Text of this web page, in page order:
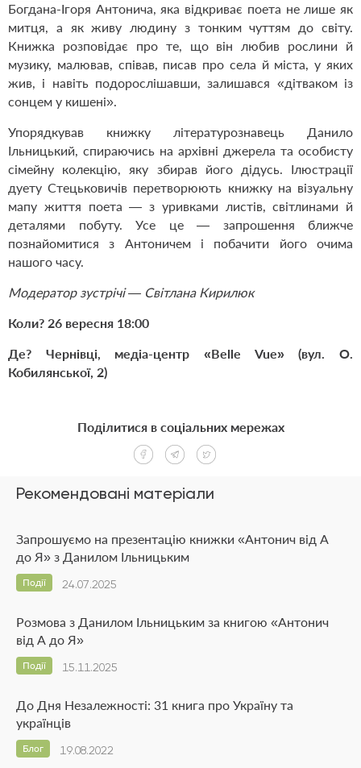
Богдана-Ігоря Антонича, яка відкриває поета не лише як
митця, а як живу людину з тонким чуттям до світу.
Книжка розповідає про те, що він любив рослини й
музику, малював, співав, писав про села й міста, у яких
жив, і навіть подорослішавши, залишався «дітваком із
сонцем у кишені».
Упорядкував книжку літературознавець Данило
Ільницький, спираючись на архівні джерела та особисту
сімейну колекцію, яку збирав його дідусь. Ілюстрації
дуету Стецьковичів перетворюють книжку на візуальну
мапу життя поета — з уривками листів, світлинами й
деталями побуту. Усе це — запрошення ближче
познайомитися з Антоничем і побачити його очима
нашого часу.
Модератор зустрічі — Світлана Кирилюк
Коли? 26 вересня 18:00
Де? Чернівці, медіа-центр «Belle Vue» (вул. О.
Кобилянської, 2)
Рекомендовані матеріали
Запрошуємо на презентацію книжки «Антонич від А
до Я» з Данилом Ільницьким
24.07.2025
Події
Розмова з Данилом Ільницьким за книгою «Антонич
від А до Я»
15.11.2025
Події
До Дня Незалежності: 31 книга про Україну та
українців
19.08.2022
Блог
Поділитися в соціальних мережах